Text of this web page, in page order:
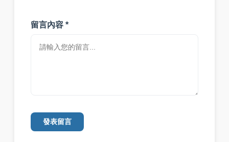
留言內容 *
發表留言